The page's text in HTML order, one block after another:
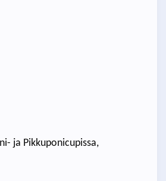
ja Pikkuponicupissa,